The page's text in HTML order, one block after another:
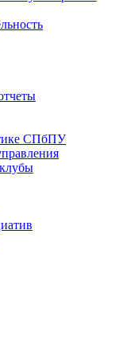
СПбПУ